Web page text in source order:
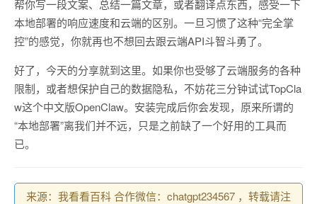
帮你写一段文案、总结一篇文章，或者翻译点东西，感受一下
本地部署的响应速度和云端的区别。一旦习惯了这种“完全掌
控”的感觉，你就再也不想回去跟云端API斗智斗勇了。
好了，今天的分享就到这里。如果你也受够了云端服务的各种
限制，或者想保护自己的数据隐私，不妨花三分钟试试TopCla
w这个中文版OpenClaw。安装完成后你会发现，原来所谓的
“本地部署”离我们并不远，只是之前缺了一个好用的工具而
已。
来源：我看看百科 合作微信：chatgpt234567 ，转载请注